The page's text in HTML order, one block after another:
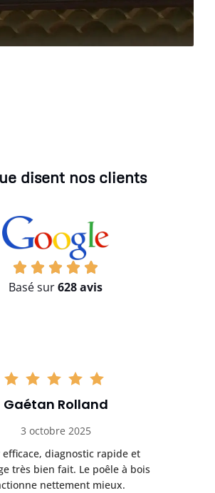
disent nos clients
Basé sur628 avis
Gaétan Rolland
3 octobre 2025
efficace, diagnostic rapide et
très bien fait. Le poêle à bois
nettement mieux.